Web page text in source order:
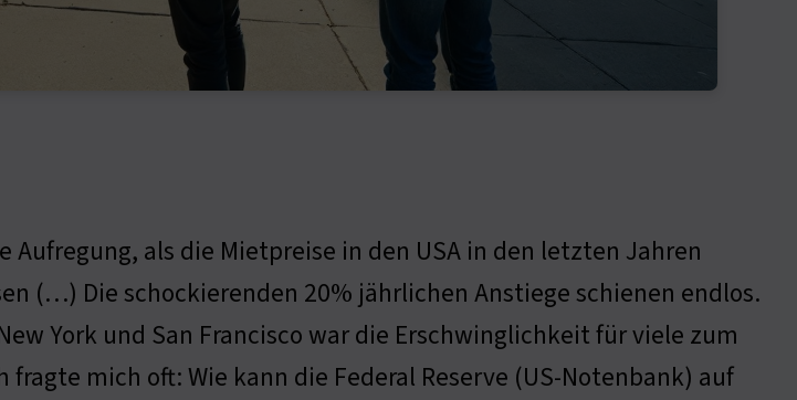
Aufregung, als die Mietpreise in den USA in den letzten Jahren
(…) Die schockierenden 20% jährlichen Anstiege schienen endlos.
York und San Francisco war die Erschwinglichkeit für viele zum
mich oft: Wie kann die Federal Reserve (US-Notenbank) auf